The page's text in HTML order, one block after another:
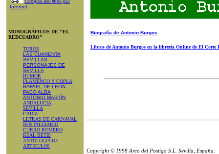
Compra del libro por
Internet
MONOGRÁFICOS DE "EL
REDCUADRO"
TOROS
LAS CUARENTA
SEVILLAS
PERSONAJES DE
SEVILLA
HUMOR
FLAMENCO Y COPLA
RAFAEL DE LEÓN
PACO ALBA
ANTONIO MARTÍN
ANDALUCIA
SEVILLA
CADIZ
LETRAS DE CARNAVAL
NOSTALGIARIO
CURRO ROMERO
REAL BETIS
ANTOLOGÍA DE
ARTICULOS
Biografía de Antonio Burgos
Libros de Antonio Burgos en la libreria Online de El Corte
Copyright © 1998 Arco del Postigo S.L. Sevilla, España.